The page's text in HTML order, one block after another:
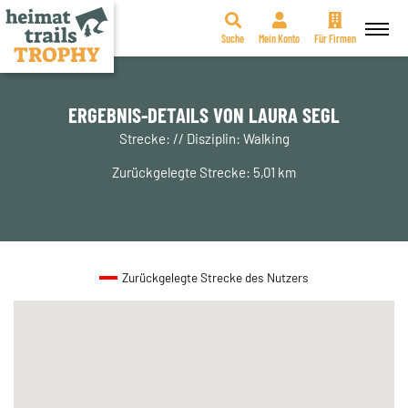
Zum
Suche Mein Konto Für Firmen
ERGEBNIS-DETAILS VON LAURA SEGL
Strecke: // Disziplin: Walking
Zurückgelegte Strecke: 5,01 km
Zurückgelegte Strecke des Nutzers